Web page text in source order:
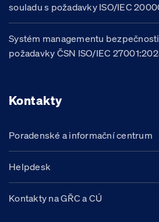
souladu s požadavky ISO/IEC
Systém managementu
požadavky ČSN ISO/IEC
Kontakty
Poradenské a informační centrum
Helpdesk
Kontakty na GŘC a CÚ